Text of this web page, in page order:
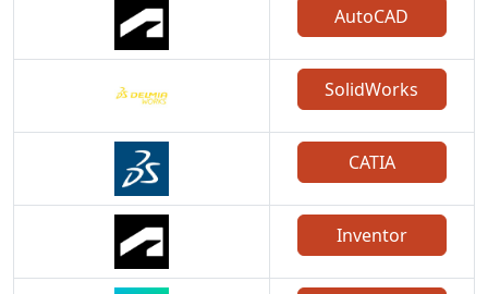
AutoCAD
SolidWorks
CATIA
Inventor